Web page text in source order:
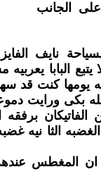
الجانب
نايف
البابا يعربيه
يومها كنت قد
بكى ورايت
برفقه
الثا نيه
المغطس